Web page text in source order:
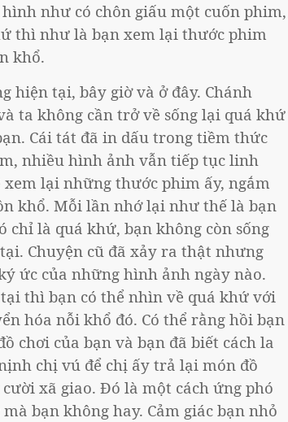
như có chôn giấu một cuốn phim,
thì như là bạn xem lại thước phim
khổ.
hiện tại, bây giờ và ở đây. Chánh
ta không cần trở về sống lại quá khứ
Cái tát đã in dấu trong tiềm thức
nhiều hình ảnh vẫn tiếp tục linh
lại những thước phim ấy, ngắm
khổ. Mỗi lần nhớ lại như thế là bạn
là quá khứ, bạn không còn sống
Chuyện cũ đã xảy ra thật nhưng
ức của những hình ảnh ngày nào.
thì bạn có thể nhìn về quá khứ với
hóa nỗi khổ đó. Có thể rằng hồi bạn
chơi của bạn và bạn đã biết cách la
chị vú để chị ấy trả lại món đồ
xã giao. Đó là một cách ứng phó
bạn không hay. Cảm giác bạn nhỏ